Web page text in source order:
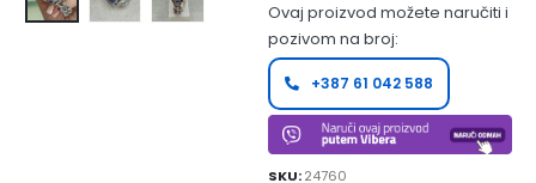
Ovaj proizvod možete naručiti i
pozivom na broj:
+387 61 042 588
SKU:24760